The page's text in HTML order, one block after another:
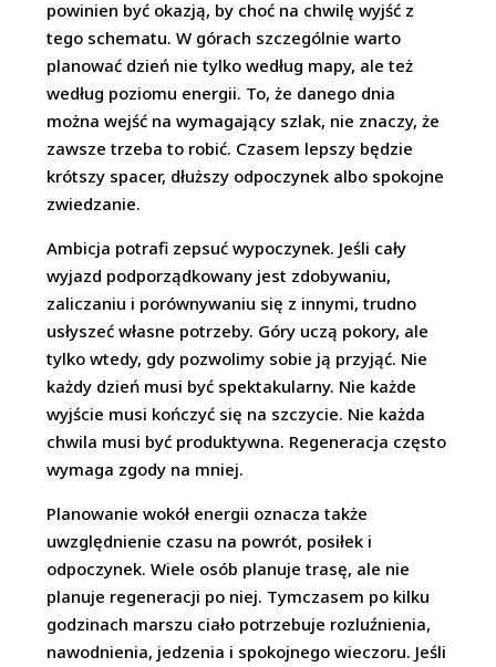
powinien być okazją, by choć na chwilę wyjść z
tego schematu. W górach szczególnie warto
planować dzień nie tylko według mapy, ale też
według poziomu energii. To, że danego dnia
można wejść na wymagający szlak, nie znaczy, że
zawsze trzeba to robić. Czasem lepszy będzie
krótszy spacer, dłuższy odpoczynek albo spokojne
zwiedzanie.
Ambicja potrafi zepsuć wypoczynek. Jeśli cały
wyjazd podporządkowany jest zdobywaniu,
zaliczaniu i porównywaniu się z innymi, trudno
usłyszeć własne potrzeby. Góry uczą pokory, ale
tylko wtedy, gdy pozwolimy sobie ją przyjąć. Nie
każdy dzień musi być spektakularny. Nie każde
wyjście musi kończyć się na szczycie. Nie każda
chwila musi być produktywna. Regeneracja często
wymaga zgody na mniej.
Planowanie wokół energii oznacza także
uwzględnienie czasu na powrót, posiłek i
odpoczynek. Wiele osób planuje trasę, ale nie
planuje regeneracji po niej. Tymczasem po kilku
godzinach marszu ciało potrzebuje rozluźnienia,
nawodnienia, jedzenia i spokojnego wieczoru. Jeśli